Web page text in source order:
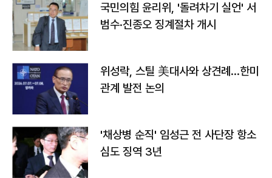
국민의힘 윤리위, '돌려차기 실언' 서
범수·진종오 징계절차 개시
위성락, 스틸 美대사와 상견례…한미
관계 발전 논의
'채상병 순직' 임성근 전 사단장 항소
심도 징역 3년